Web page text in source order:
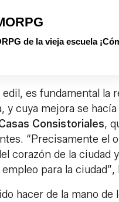
de la vieja escuela
es fundamental la
cuya mejora se
Consistoriales,
“Precisamente el
corazón de la ciudad
para la ciudad”,
hacer de la mano